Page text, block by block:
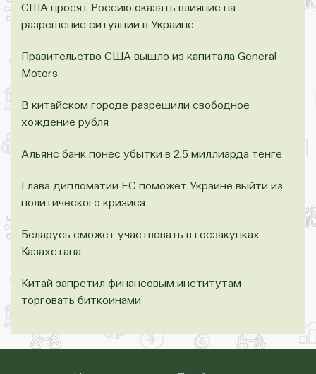
США просят Россию оказать влияние на
разрешение ситуации в Украине
Правительство США вышло из капитала General
Motors
В китайском городе разрешили свободное
хождение рубля
Альянс банк понес убытки в 2,5 миллиарда тенге
Глава дипломатии ЕС поможет Украине выйти из
политического кризиса
Беларусь сможет участвовать в госзакупках
Казахстана
Китай запретил финансовым институтам
торговать биткоинами